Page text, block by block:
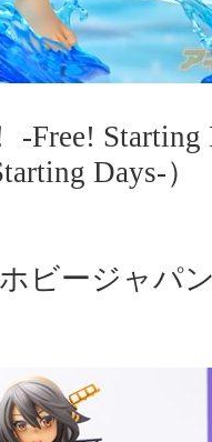
-Free!
Days-
ホビージャパ